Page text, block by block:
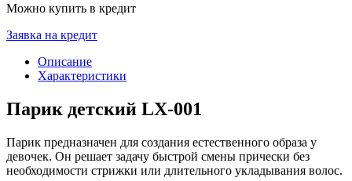
Можно купить в кредит
Заявка на кредит
Описание
Характеристики
Парик детский LX-001
Парик предназначен для создания естественного образа у
девочек. Он решает задачу быстрой смены прически без
необходимости стрижки или длительного укладывания волос.